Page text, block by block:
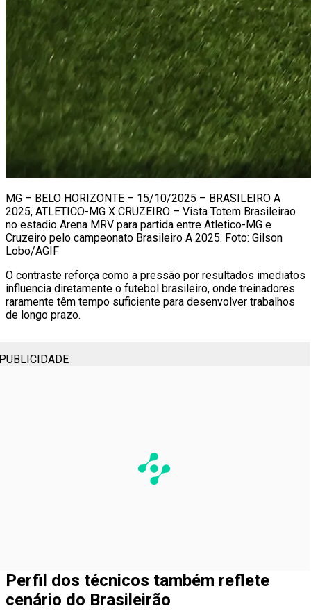
MG – BELO HORIZONTE – 15/10/2025 – BRASILEIRO A
2025, ATLETICO-MG X CRUZEIRO – Vista Totem Brasileirao
no estadio Arena MRV para partida entre Atletico-MG e
Cruzeiro pelo campeonato Brasileiro A 2025. Foto: Gilson
Lobo/AGIF
O contraste reforça como a pressão por resultados imediatos
influencia diretamente o futebol brasileiro, onde treinadores
raramente têm tempo suficiente para desenvolver trabalhos
de longo prazo.
Perfil dos técnicos também reflete
cenário do Brasileirão